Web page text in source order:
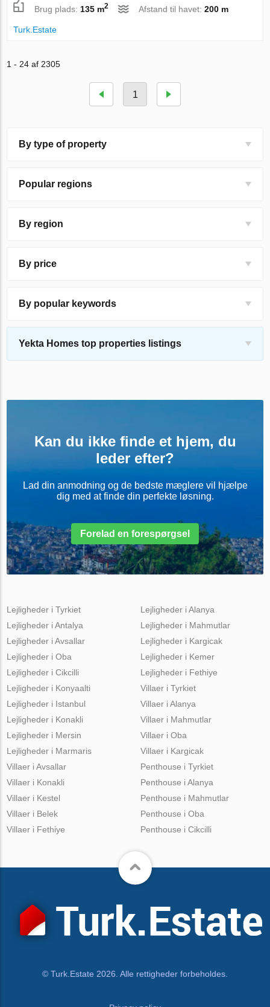
Brug plads: 135 m2 Afstand til havet:200 m
Turk.Estate
1 - 24 af 2305
1
By type of property
Popular regions
By region
By price
By popular keywords
Yekta Homes top properties listings
Kan du ikke finde et hjem, du
leder efter?
Lad din anmodning og de bedste mæglere vil hjælpe
dig med at finde din perfekte løsning.
Forelad en forespørgsel
Lejligheder i Tyrkiet
Lejligheder i Antalya
Lejligheder i Avsallar
Lejligheder i Oba
Lejligheder i Cikcilli
Lejligheder i Alanya
Lejligheder i Mahmutlar
Lejligheder i Kargicak
Lejligheder i Kemer
Lejligheder i Fethiye
Lejligheder i Konyaalti
Lejligheder i Istanbul
Lejligheder i Konakli
Lejligheder i Mersin
Lejligheder i Marmaris
Villaer i Tyrkiet
Villaer i Alanya
Villaer i Mahmutlar
Villaer i Oba
Villaer i Kargicak
Villaer i Avsallar
Villaer i Konakli
Villaer i Kestel
Villaer i Belek
Villaer i Fethiye
Penthouse i Tyrkiet
Penthouse i Alanya
Penthouse i Mahmutlar
Penthouse i Oba
Penthouse i Cikcilli
© Turk.Estate 2026. Alle rettigheder forbeholdes.